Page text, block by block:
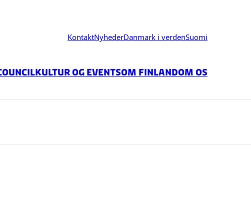
KontaktNyhederDanmark i verdenSuomi
Kultur og eventsOm FinlandOm os